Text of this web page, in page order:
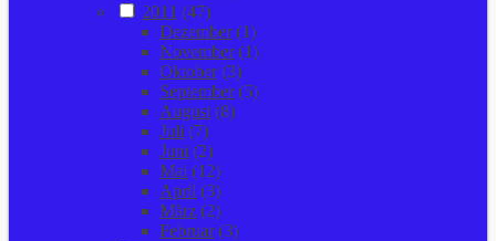
2011 (47)
Dezember(1)
November(1)
Oktober(3)
September(5)
August (8)
Juli (7)
Juni (2)
Mai (12)
April (3)
März (2)
Februar(3)